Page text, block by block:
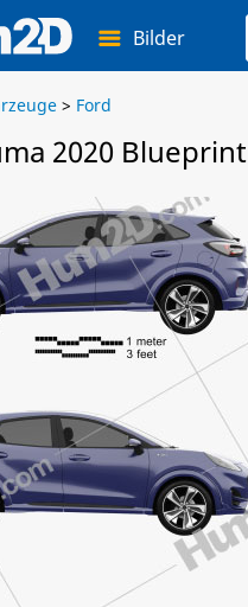
Bilder
> Ford
2020 Blueprint